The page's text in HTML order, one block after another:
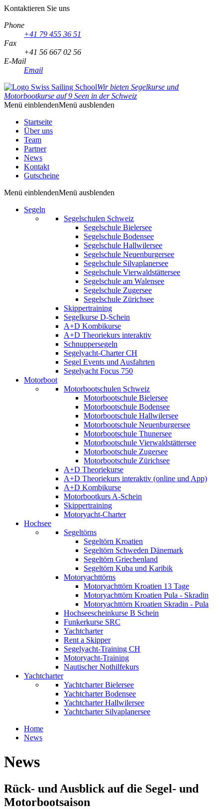
Kontaktieren Sie uns
Phone
+41 79 455 36 51
Fax
+41 56 667 02 56
E-Mail
Email
Wir bieten Segelkurse und
Motorbootkurse auf 9 Seen in der Schweiz
Menü einblendenMenü ausblenden
Startseite
Über uns
Team
Partner
News
Kontakt
Gutscheine
Menü einblendenMenü ausblenden
Segeln
Segelschulen Schweiz
Segelschule Bielersee
Segelschule Bodensee
Segelschule Hallwilersee
Segelschule Neuenburgersee
Segelschule Silvaplanersee
Segelschule Vierwaldstättersee
Segelschule am Walensee
Segelschule Zugersee
Segelschule Zürichsee
Skippertraining
Segelkurse D-Schein
A+D Kombikurse
A+D Theoriekurs interaktiv
Schnuppersegeln
Segelyacht-Charter CH
Segel Events und Ausfahrten
Segelyacht Focus 750
Motorboot
Motorbootschulen Schweiz
Motorbootschule Bielersee
Motorbootschule Bodensee
Motorbootschule Hallwilersee
Motorbootschule Neuenburgersee
Motorbootschule Thunersee
Motorbootschule Vierwaldstättersee
Motorbootschule Zugersee
Motorbootschule Zürichsee
A+D Theoriekurse
A+D Theoriekurs interaktiv (online und App)
A+D Kombikurse
Motorbootkurs A-Schein
Skippertraining
Motoryacht-Charter
Hochsee
Segeltörns
Segeltörn Kroatien
Segeltörn Schweden Dänemark
Segeltörn Griechenland
Segeltörn Kuba und Karibik
Motoryachttörns
Motoryachttörn Kroatien 13 Tage
Motoryachttörn Kroatien Pula - Skradin
Motoryachttörn Kroatien Skradin - Pula
Hochseescheinkurse B Schein
Funkerkurse SRC
Yachtcharter
Rent a Skipper
Segelyacht-Training CH
Motoryacht-Training
Nautischer Nothilfekurs
Yachtcharter
Yachtcharter Bielersee
Yachtcharter Bodensee
Yachtcharter Hallwilersee
Yachtcharter Silvaplanersee
Home
News
News
Rück- und Ausblick auf die Segel- und
Motorbootsaison